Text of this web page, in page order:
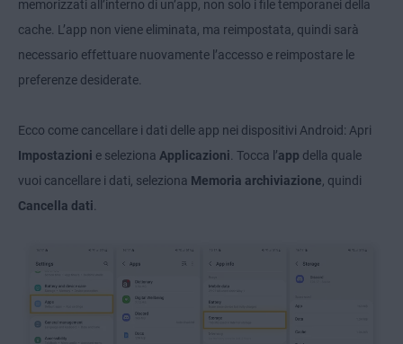
memorizzati all’interno di un’app, non solo i file temporanei della
cache. L’app non viene eliminata, ma reimpostata, quindi sarà
necessario effettuare nuovamente l’accesso e reimpostare le
preferenze desiderate.
Ecco come cancellare i dati delle app nei dispositivi Android: Apri
Impostazioni e seleziona Applicazioni. Tocca l’app della quale
vuoi cancellare i dati, seleziona Memoria archiviazione, quindi
Cancella dati.